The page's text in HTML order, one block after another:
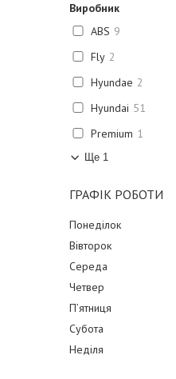
Виробник
ABS 9
Fly 2
Hyundae 2
Hyundai 51
Premium 1
Ще 1
ГРАФІК РОБОТИ
Понеділок
Вівторок
Середа
Четвер
Пʼятниця
Субота
Неділя